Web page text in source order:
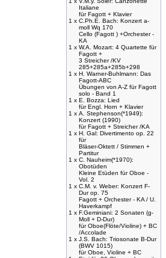
Italiane
für Fagott + Klavier
1 x C.Ph.E. Bach: Konzert a-
moll Wq 170
Cello (Fagott ) +Orchester -
KA
1 x W.A. Mozart: 4 Quartette für
Fagott +
3 Streicher /KV
285+285a+285b+298
1 x H. Warner-Buhlmann: Das
Fagott-ABC
Übungen von A-Z für Fagott
solo - Band 1
1 x E. Bozza: Lied
für Engl. Horn + Klavier
1 x A. Stephenson(*1949):
Konzert (1990)
für Fagott + Streicher /KA
1 x H. Gal: Divertimento op. 22
für
Bläser-Oktett / Stimmen +
Partitur
1 x C. Nauheim(*1970):
Obotüden
Kleine Etüden für Oboe -
Vol. 2
1 x C.M. v. Weber: Konzert F-
Dur op. 75
Fagott + Orchester - KA / U.
Haverkampf
1 x F.Geminiani: 2 Sonaten (g-
Moll + D-Dur)
für Oboe(Flöte/Violine) + BC
/Accolade
1 x J.S. Bach: Triosonate B-Dur
(BWV 1015)
für Oboe, Violine + BC